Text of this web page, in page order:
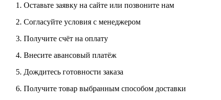
Оставьте заявку на сайте или позвоните нам
Согласуйте условия с менеджером
Получите счёт на оплату
Внесите авансовый платёж
Дождитесь готовности заказа
Получите товар выбранным способом доставки